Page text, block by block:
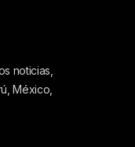
noticias,
México,